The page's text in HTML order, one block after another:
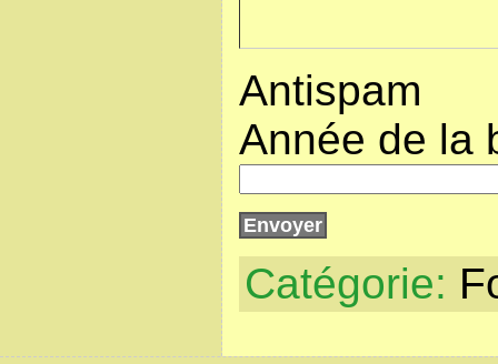
Antispam
Année de la
Catégorie: